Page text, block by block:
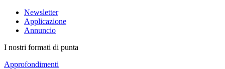
Newsletter
Applicazione
Annuncio
I nostri formati di punta
Approfondimenti